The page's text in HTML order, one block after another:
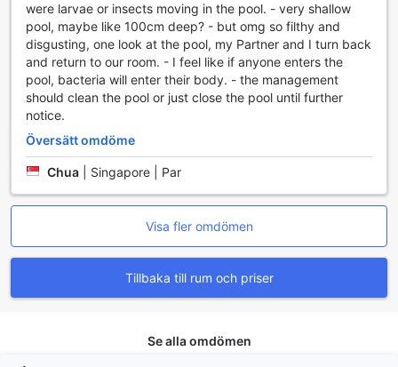
På Lenessa Jyougasaki kan du njuta av en förstklassig
gastronomisk upplevelse i deras eleganta restaurang, där
du kan avnjuta lokala specialiteter och internationella rätter
i en mysig och inbjudande atmosfär. För de som vill tillaga
sina egna måltider finns tillgång till moderna BBQ-
anläggningar, perfekt för att umgås med vänner och familj
medan ni grillar i fridfulla omgivningar. Dessutom erbjuder
hotellet daglig städning, vilket säkerställer att ditt rum alltid
är rent och fräscht under din vistelse. Denna kombination
av utsökta matalternativ och bekvämligheter gör Lenessa
minnesvärd vistelse i Atami.
Upplev Lenessa Jyougasakis unika rumskategorier i
Atami
På Lenessa Jyougasaki i Atami kan du välja mellan ett brett
perfekt för en autentisk japansk upplevelse, eller njut av en
were larvae or insects moving in the pool. - very shallow
pool, maybe like 100cm deep? - but omg so filthy and
disgusting, one look at the pool, my Partner and I turn back
and return to our room. - I feel like if anyone enters the
pool, bacteria will enter their body. - the management
should clean the pool or just close the pool until further
notice.
Översätt omdöme
Chua Singapore | Par
Visa fler omdömen
Tillbaka till rum och priser
Se alla omdömen